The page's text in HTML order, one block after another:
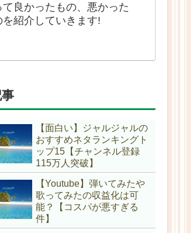
て良かったもの、悪かった
を紹介していきます!
【面白い】ジャルジャルの
おすすめネタランキングト
ップ15【チャンネル登録
115万人突破】
【Youtube】弾いてみたや
歌ってみたの収益化は可
能？【コスパが悪すぎる
件】